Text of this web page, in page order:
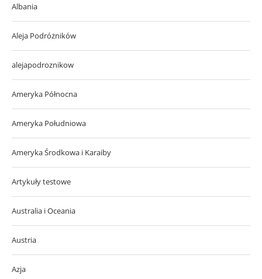
Albania
Aleja Podróżników
alejapodroznikow
Ameryka Północna
Ameryka Południowa
Ameryka Środkowa i Karaiby
Artykuły testowe
Australia i Oceania
Austria
Azja